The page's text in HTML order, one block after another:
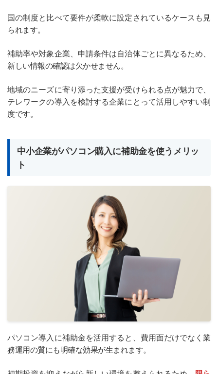
国の制度と比べて要件が柔軟に設定されているケースも見
られます。
補助率や対象企業、申請条件は自治体ごとに異なるため、
新しい情報の確認は欠かせません。
地域のニーズに寄り添った支援が受けられる点が魅力で、
テレワークの導入を検討する企業にとって活用しやすい制
度です。
中小企業がパソコン購入に補助金を使うメリッ
ト
パソコン導入に補助金を活用すると、費用面だけでなく業
務運用の質にも明確な効果が生まれます。